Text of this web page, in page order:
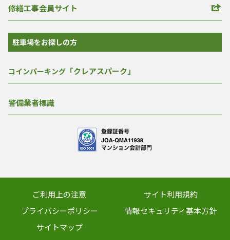
修繕工事会員サイト
駐車場をお探しの方
コインパーキング 「クレアスパーク」
警備業者標識
ご利用上の注意
サイト利用規約
プライバシーポリシー
情報セキュリティ基本方針
サイトマップ